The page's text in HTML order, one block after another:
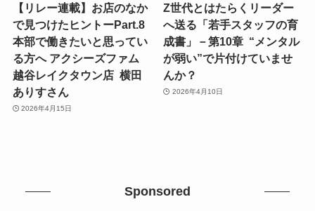
【リレー連載】お店のなか
で見つけたヒントーPart.8
本部で働きたいと思ってい
る方へ アクシーズファム
越谷レイクタウン店 横田
ありすさん
2026年4月15日
Z世代とはたらくリーダー
へ送る「若手スタッフの育
成書」－第10章 “メンタル
が弱い”で片付けていませ
んか？
2026年4月10日
Sponsored